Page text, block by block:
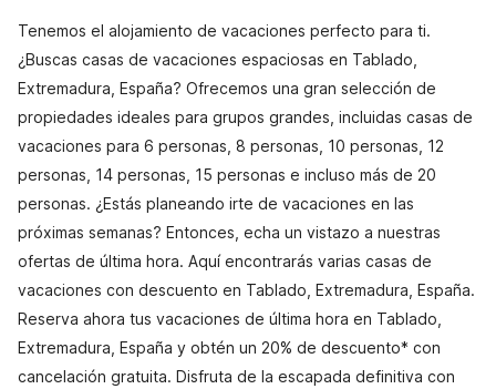
Tenemos el alojamiento de vacaciones perfecto para ti.
¿Buscas casas de vacaciones espaciosas en Tablado,
Extremadura, España? Ofrecemos una gran selección de
propiedades ideales para grupos grandes, incluidas casas de
vacaciones para 6 personas, 8 personas, 10 personas, 12
personas, 14 personas, 15 personas e incluso más de 20
personas. ¿Estás planeando irte de vacaciones en las
próximas semanas? Entonces, echa un vistazo a nuestras
ofertas de última hora. Aquí encontrarás varias casas de
vacaciones con descuento en Tablado, Extremadura, España.
Reserva ahora tus vacaciones de última hora en Tablado,
Extremadura, España y obtén un 20% de descuento* con
cancelación gratuita. Disfruta de la escapada definitiva con